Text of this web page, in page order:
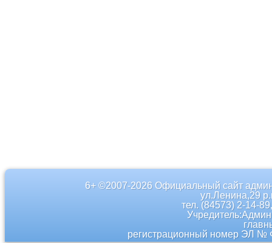
6+ ©2007-2026 Официальный сайт
ул.Ленина,29
тел. (84573) 2-14-
регистрационный номер ЭЛ №